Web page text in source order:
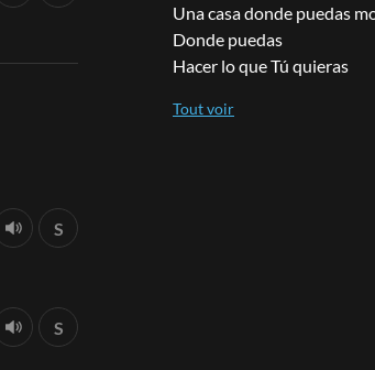
Una casa donde puedas
Donde puedas
Hacer lo que Tú quieras
S
S